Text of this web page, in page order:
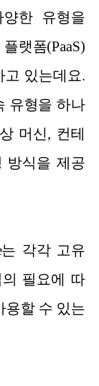
양한 유형을
랫폼(PaaS)
있는데요.
유형을 하나
머신, 컨테
방식을 제공
각각 고유
필요에 따
용할 수 있는